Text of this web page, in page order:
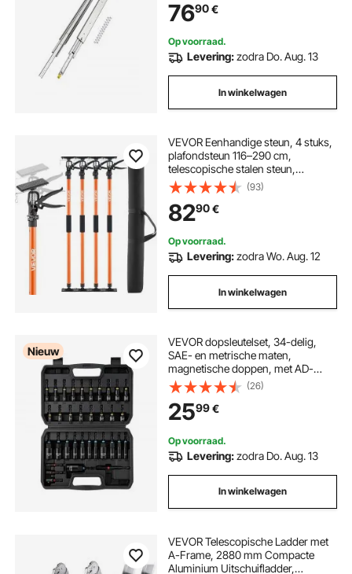
zijdelings gemonteerde schuifrail
met kogellagers en vergrendeling
7690€
Op voorraad.
Levering:zodra Do. Aug. 13
In winkelwagen
VEVOR Eenhandige steun, 4 stuks,
plafondsteun 116–290 cm,
telescopische stalen steun,
montagesteun met een
draagvermogen tot 70 kg voor het
installeren van kasten, het tillen van
gipsplaten en het gebruik van
laadstangen.
(93)
8290€
Op voorraad.
Levering:zodra Wo. Aug. 12
In winkelwagen
Nieuw
VEVOR dopsleutelset, 34-delig,
SAE- en metrische maten,
magnetische doppen, met AD-
versteller, bitverlengstuk en
gereedschapskoffer, voor
autoreparaties, huisverbetering en
doe-het-zelfprojecten.
(26)
2599€
Op voorraad.
Levering:zodra Do. Aug. 13
In winkelwagen
VEVOR Telescopische Ladder met
A-Frame, 2880 mm Compacte
Aluminium Uitschuifladder,